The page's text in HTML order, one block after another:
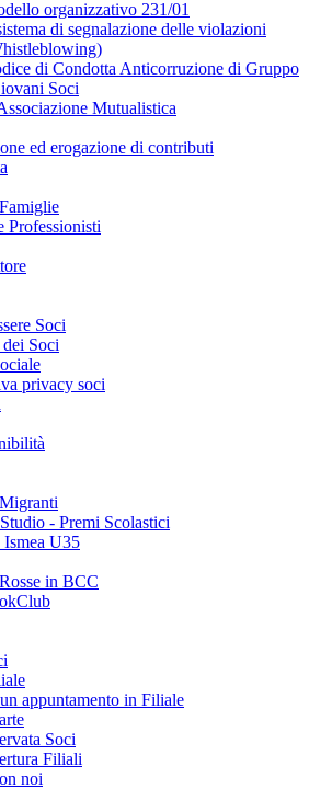
organizzativo 231/01
di segnalazione delle violazioni
di Condotta Anticorruzione di Gruppo
Soci
Mutualistica
ed erogazione di contributi
Professionisti
Soci
Soci
privacy soci
- Premi Scolastici
Ismea U35
in BCC
appuntamento in Filiale
Soci
Filiali
noi